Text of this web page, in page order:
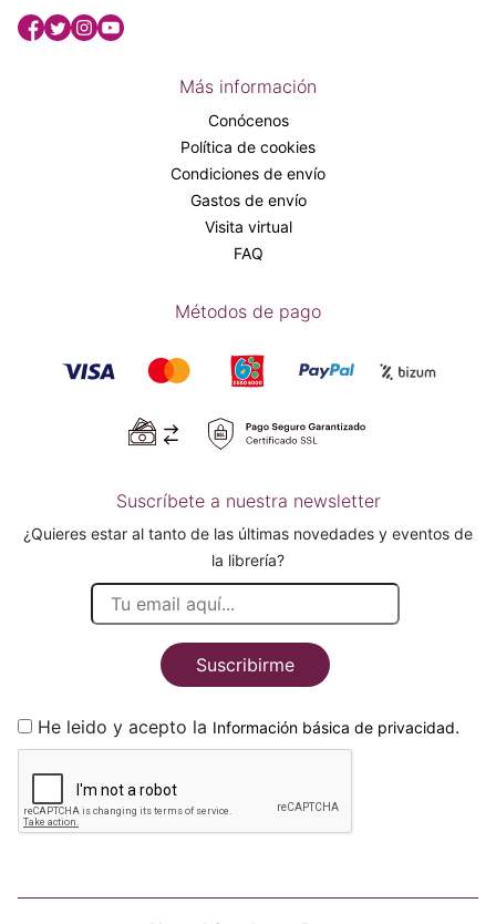
Más información
Conócenos
Política de cookies
Condiciones de envío
Gastos de envío
Visita virtual
FAQ
Métodos de pago
Suscríbete a nuestra newsletter
¿Quieres estar al tanto de las últimas novedades y eventos de
la librería?
Suscribirme
He leido y acepto la Información básica de privacidad.